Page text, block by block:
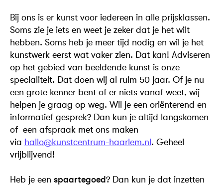
Bij ons is er kunst voor iedereen in alle prijsklassen.
Soms zie je iets en weet je zeker dat je het wilt
hebben. Soms heb je meer tijd nodig en wil je het
kunstwerk eerst wat vaker zien. Dat kan! Adviseren
op het gebied van beeldende kunst is onze
specialiteit. Dat doen wij al ruim 50 jaar. Of je nu
een grote kenner bent of er niets vanaf weet, wij
helpen je graag op weg. Wil je een oriënterend en
informatief gesprek? Dan kun je altijd langskomen
of een afspraak met ons maken
via hallo@kunstcentrum-haarlem.nl. Geheel
vrijblijvend!
Heb je een spaartegoed? Dan kun je dat inzetten